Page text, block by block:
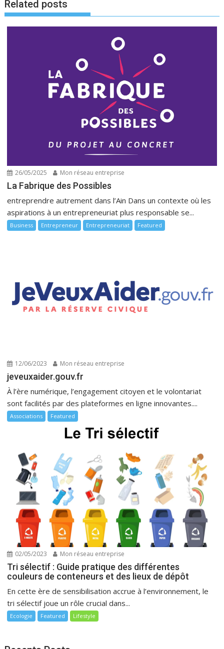
Related posts
26/05/2025 Mon réseau entreprise
La Fabrique des Possibles
entreprendre autrement dans l’Ain Dans un contexte où les
aspirations à un entrepreneuriat plus responsable se...
Business Entrepreneur Entrepreneuriat Featured
12/06/2023 Mon réseau entreprise
jeveuxaider.gouv.fr
À l’ère numérique, l’engagement citoyen et le volontariat
sont facilités par des plateformes en ligne innovantes....
Associations Featured
02/05/2023 Mon réseau entreprise
Tri sélectif : Guide pratique des différentes
couleurs de conteneurs et des lieux de dépôt
En cette ère de sensibilisation accrue à l’environnement, le
tri sélectif joue un rôle crucial dans...
Ecologie Featured Lifestyle